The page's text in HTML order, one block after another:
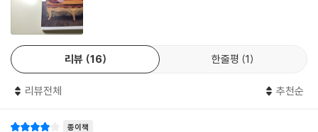
라는 연극이 시작된다. 노리코는 모든 것이 풍족한 생활을 하며 살아간다.
적당히 파티도 하고 원하는 옷이며 액세서리, 차 등등 모든 걸 갖게 된다.
또한 남편 고도 그녀를 끔찍하게 사랑한다.
하지만 이러한 결혼생활이 3년간 지속되자, 노리코는 더 이상 흔들릴 게
리뷰 16 한줄평 1
리뷰전체 추천순
종이책